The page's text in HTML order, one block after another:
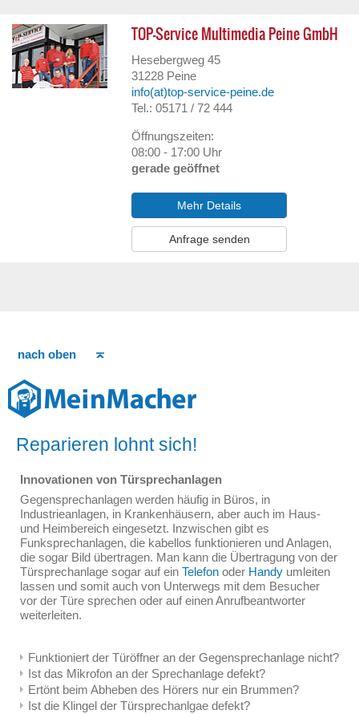
TOP-Service Multimedia Peine GmbH
Hesebergweg 45
31228 Peine
info(at)top-service-peine.de
Tel.: 05171 / 72 444
Öffnungszeiten:
08:00 - 17:00 Uhr
gerade geöffnet
Mehr Details
Anfrage senden
nach oben
Reparieren lohnt sich!
Innovationen von Türsprechanlagen
Gegensprechanlagen werden häufig in Büros, in
Industrieanlagen, in Krankenhäusern, aber auch im Haus-
und Heimbereich eingesetzt. Inzwischen gibt es
Funksprechanlagen, die kabellos funktionieren und Anlagen,
die sogar Bild übertragen. Man kann die Übertragung von der
Türsprechanlage sogar auf ein Telefon oder Handy umleiten
lassen und somit auch von Unterwegs mit dem Besucher
vor der Türe sprechen oder auf einen Anrufbeantworter
weiterleiten.
Funktioniert der Türöffner an der Gegensprechanlage nicht?
Ist das Mikrofon an der Sprechanlage defekt?
Ertönt beim Abheben des Hörers nur ein Brummen?
Ist die Klingel der Türsprechanlgae defekt?